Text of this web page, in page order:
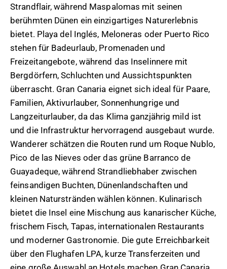
Strandflair, während Maspalomas mit seinen
berühmten Dünen ein einzigartiges Naturerlebnis
bietet. Playa del Inglés, Meloneras oder Puerto Rico
stehen für Badeurlaub, Promenaden und
Freizeitangebote, während das Inselinnere mit
Bergdörfern, Schluchten und Aussichtspunkten
überrascht. Gran Canaria eignet sich ideal für Paare,
Familien, Aktivurlauber, Sonnenhungrige und
Langzeiturlauber, da das Klima ganzjährig mild ist
und die Infrastruktur hervorragend ausgebaut wurde.
Wanderer schätzen die Routen rund um Roque Nublo,
Pico de las Nieves oder das grüne Barranco de
Guayadeque, während Strandliebhaber zwischen
feinsandigen Buchten, Dünenlandschaften und
kleinen Naturstränden wählen können. Kulinarisch
bietet die Insel eine Mischung aus kanarischer Küche,
frischem Fisch, Tapas, internationalen Restaurants
und moderner Gastronomie. Die gute Erreichbarkeit
über den Flughafen LPA, kurze Transferzeiten und